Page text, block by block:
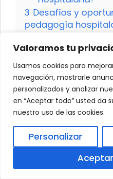
Valoramos tu
Usamos cookies para
navegación, mostrarle
personalizados y analizar
en “Aceptar todo” usted da
nuestro uso de las cookies.
Personalizar
3 Desafíos y
pedagogía
hospitalaria en el
3.1.1 ¿Qué
pedagogía
comunidad
4 La formación
pedagogía
éxito profesional
4.1 ¿Cómo se
pedagogía
¿Cómo